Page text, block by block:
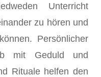
Unterricht
zu hören und
Persönlicher
mit Geduld und
Rituale helfen den